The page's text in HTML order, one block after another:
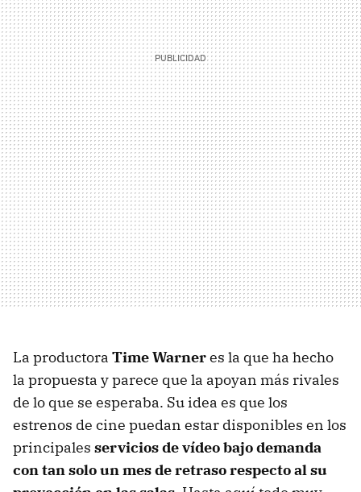
La productora Time Warneres la que ha hecho
la propuesta y parece que la apoyan más rivales
de lo que se esperaba. Su idea es que los
estrenos de cine puedan estar disponibles en los
principales servicios de vídeo bajo demanda
con tan solo un mes de retraso respecto al su